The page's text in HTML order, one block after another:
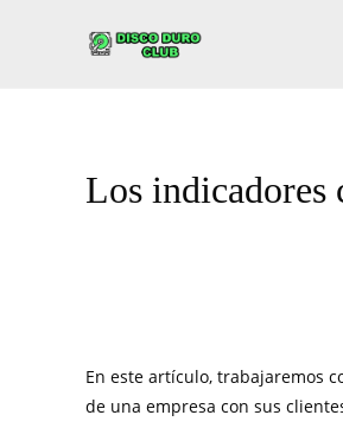
Los indicadores
En este artículo, trabajaremos
de una empresa con sus